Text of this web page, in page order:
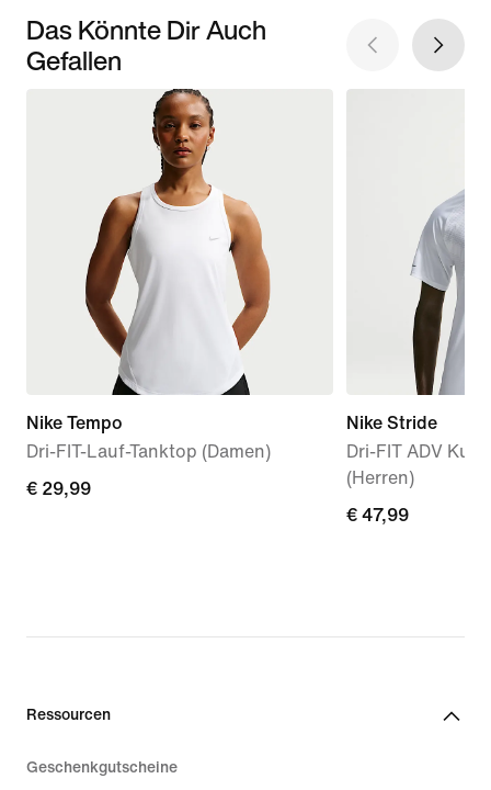
Das Könnte Dir Auch
Gefallen
Nike Tempo
Dri-FIT-Lauf-Tanktop (Damen)
€ 29,99
€ 29,99
Nike Stride
Dri-FIT ADV
(Herren)
€ 47,99
€ 47,99
Ressourcen
Geschenkgutscheine